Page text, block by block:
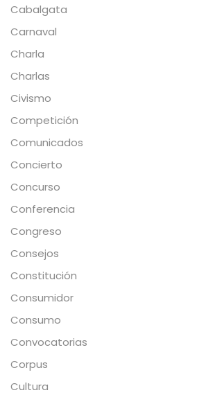
Cabalgata
Carnaval
Charla
Charlas
Civismo
Competición
Comunicados
Concierto
Concurso
Conferencia
Congreso
Consejos
Constitución
Consumidor
Consumo
Convocatorias
Corpus
Cultura